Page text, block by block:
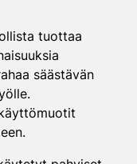
tuottaa
säästävän